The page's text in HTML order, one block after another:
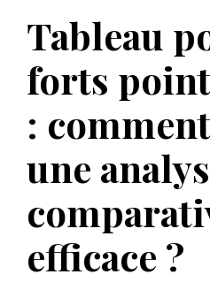
Tableau
forts
:
une
efficace ?